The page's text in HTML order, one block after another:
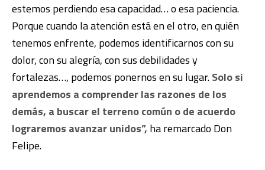
estemos perdiendo esa capacidad… o esa paciencia.
Porque cuando la atención está en el otro, en quién
tenemos enfrente, podemos identificarnos con su
dolor, con su alegría, con sus debilidades y
fortalezas…, podemos ponernos en su lugar.Solo si
aprendemos a comprender las razones de los
demás, a buscar el terreno común o de acuerdo
lograremos avanzar unidos”, ha remarcado Don
Felipe.